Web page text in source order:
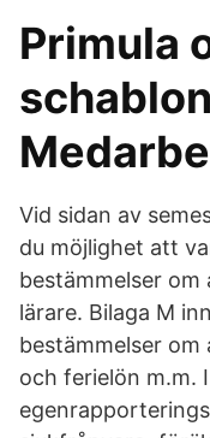
Primula
Vid sidan av
du möjlighet att
bestämmelser
lärare. Bilaga M
bestämmelser
och ferielön m.m.